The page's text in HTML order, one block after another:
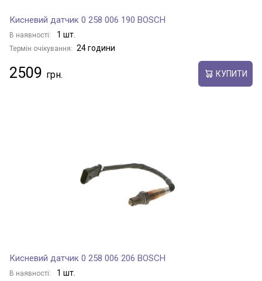
Кисневий датчик 0 258 006 190 BOSCH
В наявності: 1 шт.
Термін очікування: 24 години
2509 КУПИТИ
Кисневий датчик 0 258 006 206 BOSCH
В наявності: 1 шт.